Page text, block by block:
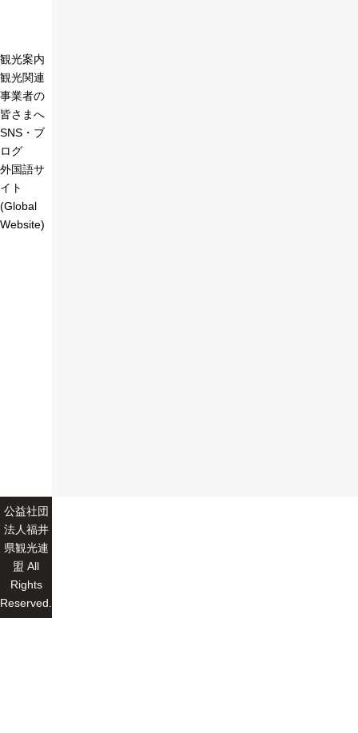
観光案内
観光関連
事業者の
皆さまへ
SNS・ブ
ログ
外国語サ
イト
(Global
Website)
公益社団
法人福井
県観光連
盟 All
Rights
Reserved.